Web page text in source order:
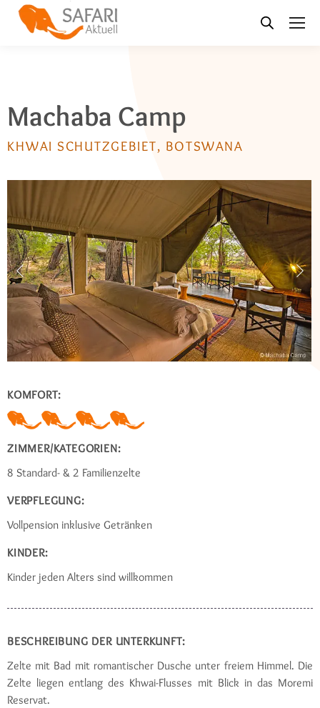
Machaba Camp
KHWAI SCHUTZGEBIET, BOTSWANA
KOMFORT:
ZIMMER/KATEGORIEN:
8 Standard- & 2 Familienzelte
VERPFLEGUNG:
Vollpension inklusive Getränken
KINDER:
Kinder jeden Alters sind willkommen
BESCHREIBUNG DER UNTERKUNFT:
Zelte mit Bad mit romantischer Dusche unter freiem Himmel. Die
Zelte liegen entlang des Khwai-Flusses mit Blick in das Moremi
Reservat.